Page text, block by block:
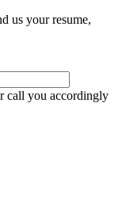
us your resume,
call you accordingly